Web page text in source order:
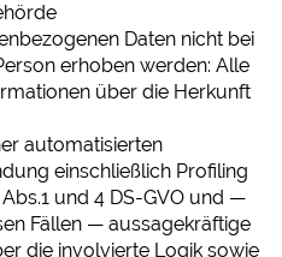
Daten nicht bei
erhoben werden: Alle
über die Herkunft
automatisierten
einschließlich Profiling
und 4 DS-GVO und —
Fällen — aussagekräftige
die involvierte Logik sowie